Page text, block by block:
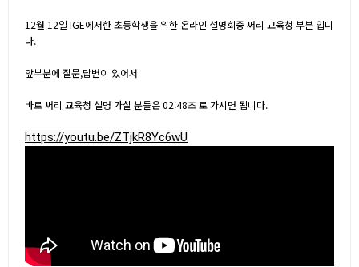
12월 12일 IGE에서한 초등학생을 위한 온라인 설명회중 써리 교육청 부분 입니
다.
앞부분에 질문,답변이 있어서
바로 써리 교육청 설명 가실 분들은 02:48초 로 가시면 됩니다.
https://youtu.be/ZTjkR8Yc6wU